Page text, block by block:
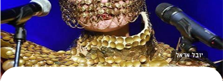
יובל אראל